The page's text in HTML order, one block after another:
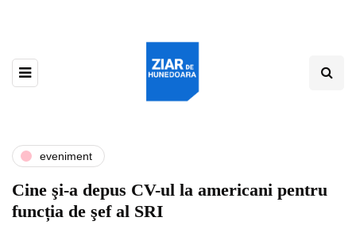
eveniment
Cine şi-a depus CV-ul la americani pentru
funcția de şef al SRI